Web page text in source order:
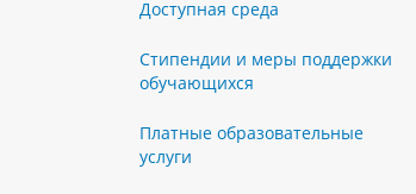
Доступная среда
Стипендии и меры поддержки
обучающихся
Платные образовательные
услуги